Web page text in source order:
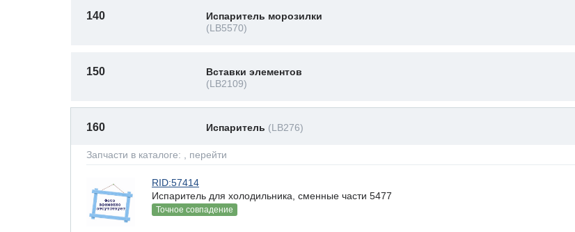
140
Испаритель морозилки
(LB5570)
150
Вставки элементов
(LB2109)
160 Испаритель (LB276)
Запчасти в каталоге: , перейти
RID:57414
Испаритель для холодильника, сменные части 5477
Точное совпадение